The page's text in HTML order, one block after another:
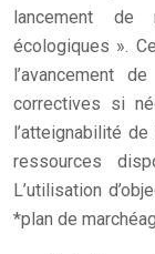
lancement de
écologiques ».
l’avancement
correctives si
l’atteignabilité
ressources
L’utilisation
*plan de